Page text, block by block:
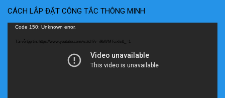
CÁCH LẮP ĐẶT CÔNG TẮC THÔNG MINH
Trình
Video
Code 150: Unknown error.
Tải về tệp tin: https://www.youtube.com/watch?v=i9bWMTcixls&_=1